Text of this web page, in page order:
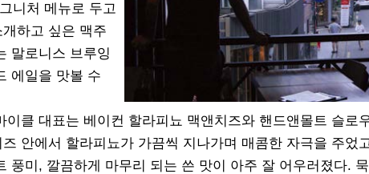
니처 메뉴로 두고
하고 싶은 맥주
말로니스 브루잉
에일을 맛볼 수
이클 대표는 베이컨 할라피뇨 맥앤치즈와 핸드앤몰트 슬로
안에서 할라피뇨가 가끔씩 지나가며 매콤한 자극을 주었
풍미, 깔끔하게 마무리 되는 쓴 맛이 아주 잘 어우러졌다.